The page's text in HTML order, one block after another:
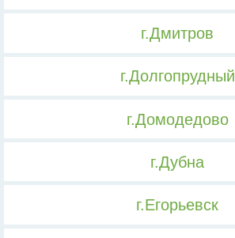
г.Дмитров
г.Долгопрудный
г.Домодедово
г.Дубна
г.Егорьевск